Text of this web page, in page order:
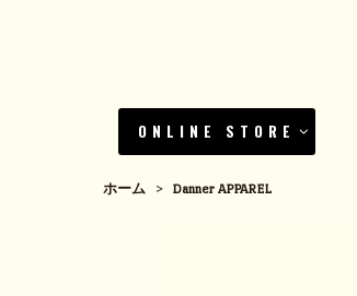
ONLINE STORE
ホーム > Danner APPAREL